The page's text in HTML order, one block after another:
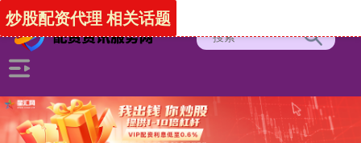
炒股配资代理 相关话题